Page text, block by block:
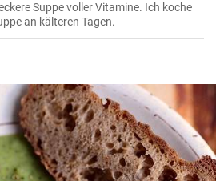
Suppe voller Vitamine. Ich koche
an kälteren Tagen.